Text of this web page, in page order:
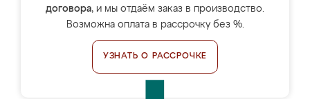
договора, и мы отдаём заказ в производство.
Возможна оплата в рассрочку без %.
УЗНАТЬ О РАССРОЧКЕ